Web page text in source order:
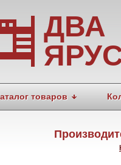
ДВА
товаров